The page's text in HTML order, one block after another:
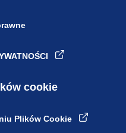
cookie
Plików Cookie